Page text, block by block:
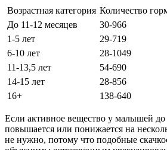
Возрастная категория Количество
До 11-12 месяцев
30-966
1-5 лет
29-719
6-10 лет
28-1049
11-13,5 лет
54-690
14-15 лет
28-856
16+
138-640
Если активное вещество у малышей до
повышается или понижается на
не нужно, потому что подобные